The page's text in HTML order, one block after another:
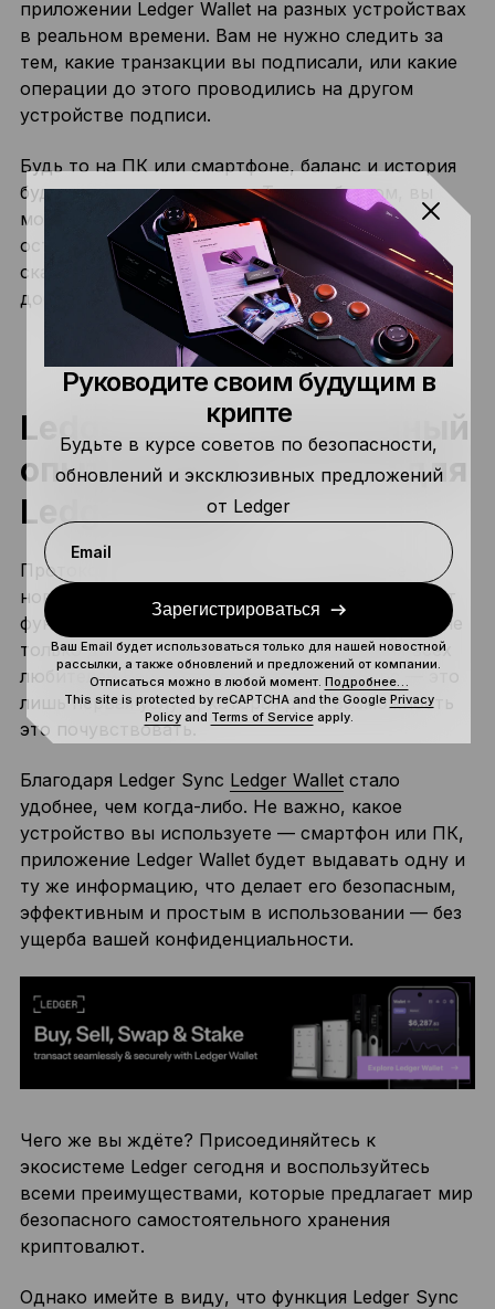
приложении Ledger Wallet на разных устройствах
в реальном времени. Вам не нужно следить за
тем, какие транзакции вы подписали, или какие
операции до этого проводились на другом
устройстве подписи.
Будь то на ПК или смартфоне, баланс и история
будут актуальными везде. Таким образом, вы
можете продолжить с того же места, где
остановились — без ручного экспорта,
сканирования QR-кодов или повторного
добавления счетов!
Ledger Sync: прокачанный
опыт взаимодействия для
Ledger Wallet
Протокол Ledger Key Ring — это серьёзное
нововведение, которое значительно расширяет
функциональность и удобство использования не
только для пользователей Ledger, но и для всех
любителей Веб 3.0 в целом. И Ledger Sync — это
лишь первая услуга, которая даёт возможность
это почувствовать.
Благодаря Ledger Sync Ledger Walletстало
удобнее, чем когда-либо. Не важно, какое
устройство вы используете — смартфон или ПК,
приложение Ledger Wallet будет выдавать одну и
ту же информацию, что делает его безопасным,
эффективным и простым в использовании — без
ущерба вашей конфиденциальности.
Чего же вы ждёте? Присоединяйтесь к
экосистеме Ledger сегодня и воспользуйтесь
всеми преимуществами, которые предлагает мир
безопасного самостоятельного хранения
криптовалют.
Однако имейте в виду, что функция Ledger Sync
Руководите своим будущим в
крипте
Будьте в курсе советов по безопасности,
обновлений и эксклюзивных предложений
от Ledger
Email
Зарегистрироваться
Ваш Email будет использоваться только для нашей новостной
рассылки, а также обновлений и предложений от компании.
Отписаться можно в любой момент. Подробнее…
This site is protected by reCAPTCHA and the Google Privacy
Policyand Terms of Serviceapply.